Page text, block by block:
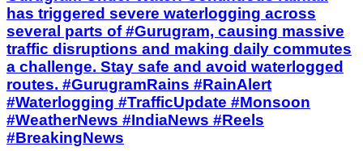
has triggered severe waterlogging across
several parts of #Gurugram, causing massive
traffic disruptions and making daily commutes
a challenge. Stay safe and avoid waterlogged
routes. #GurugramRains #RainAlert
#Waterlogging #TrafficUpdate #Monsoon
#WeatherNews #IndiaNews #Reels
#BreakingNews